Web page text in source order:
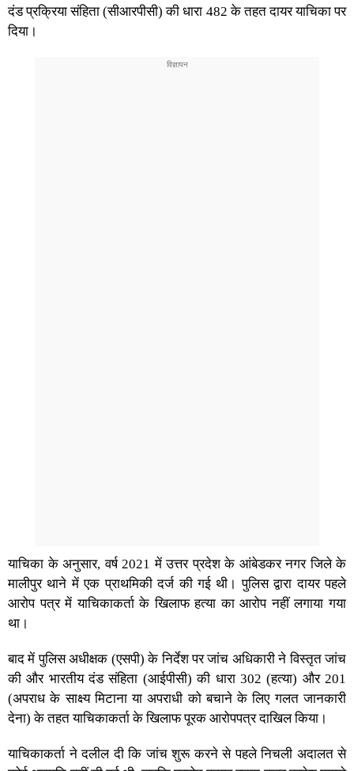
दंड प्रक्रिया संहिता (सीआरपीसी) की धारा 482 के तहत दायर याचिका पर
दिया।
याचिका के अनुसार, वर्ष 2021 में उत्तर प्रदेश के आंबेडकर नगर जिले के
मालीपुर थाने में एक प्राथमिकी दर्ज की गई थी। पुलिस द्वारा दायर पहले
आरोप पत्र में याचिकाकर्ता के खिलाफ हत्या का आरोप नहीं लगाया गया
था।
बाद में पुलिस अधीक्षक (एसपी) के निर्देश पर जांच अधिकारी ने विस्तृत जांच
की और भारतीय दंड संहिता (आईपीसी) की धारा 302 (हत्या) और 201
(अपराध के साक्ष्य मिटाना या अपराधी को बचाने के लिए गलत जानकारी
देना) के तहत याचिकाकर्ता के खिलाफ पूरक आरोपपत्र दाखिल किया।
याचिकाकर्ता ने दलील दी कि जांच शुरू करने से पहले निचली अदालत से